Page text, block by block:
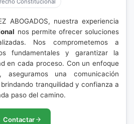
Constitucional
ABOGADOS, nuestra experiencia
nos permite ofrecer soluciones
Nos comprometemos a
fundamentales y garantizar la
en cada proceso. Con un enfoque
aseguramos una comunicación
tranquilidad y confianza a
paso del camino.
Contactar